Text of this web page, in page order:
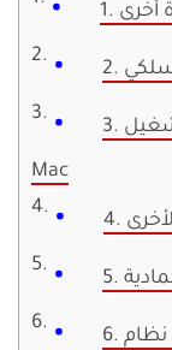
أخرى
3. تحقق من اتصال الشبكة في نظام التشغيل
Mac
6. تغيير الميكروفون الافتراضي في نظام